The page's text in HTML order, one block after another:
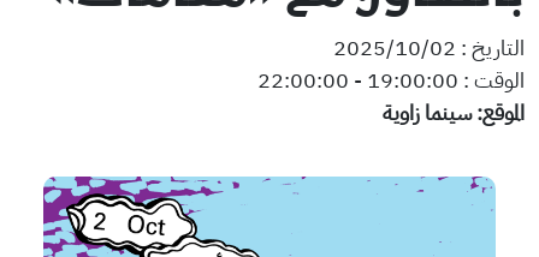
التاريخ : 02‏/10‏/2025
الوقت : 19:00:00 - 22:00:00
الموقع: سينما زاوية